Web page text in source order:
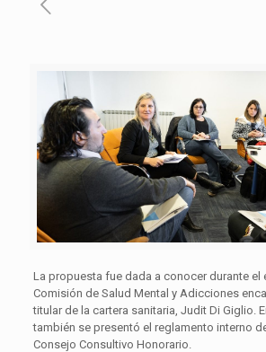
La propuesta fue dada a conocer durante el
Comisión de Salud Mental y Adicciones
titular de la cartera sanitaria, Judit Di Giglio.
también se presentó el reglamento interno
Consejo Consultivo Honorario.